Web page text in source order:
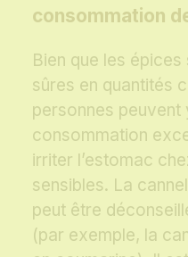
consommation
Bien que les
sûres en quantités
personnes peuvent
consommation
irriter l’estomac
sensibles. La
peut être
(par exemple, la